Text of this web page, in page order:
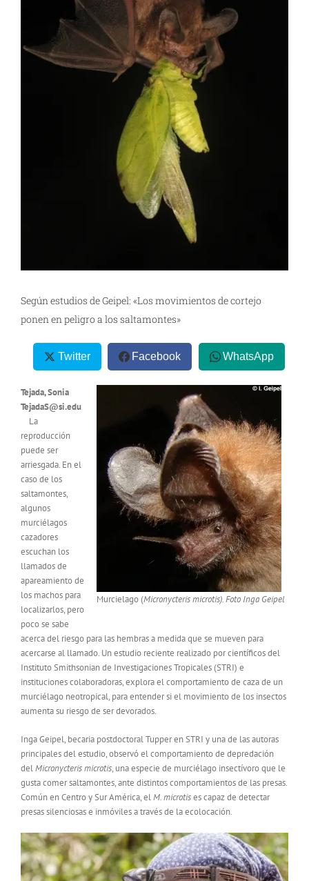
Según estudios de Geipel: «Los movimientos de cortejo
ponen en peligro a los saltamontes»
Twitter Facebook WhatsApp
Murcielago (Micronycteris microtis). Foto Inga Geipel
Tejada, Sonia
TejadaS@si.edu
La
reproducción
puede ser
arriesgada. En el
caso de los
saltamontes,
algunos
murciélagos
cazadores
escuchan los
llamados de
apareamiento de
los machos para
localizarlos, pero
poco se sabe
acerca del riesgo para las hembras a medida que se mueven para
acercarse al llamado. Un estudio reciente realizado por científicos del
Instituto Smithsonian de Investigaciones Tropicales (STRI) e
instituciones colaboradoras, explora el comportamiento de caza de un
murciélago neotropical, para entender si el movimiento de los insectos
aumenta su riesgo de ser devorados.
Inga Geipel, becaria postdoctoral Tupper en STRI y una de las autoras
principales del estudio, observó el comportamiento de depredación
delMicronycteris microtis, una especie de murciélago insectívoro que le
gusta comer saltamontes, ante distintos comportamientos de las presas.
Común en Centro y Sur América, elM. microtises capaz de detectar
presas silenciosas e inmóviles a través de la ecolocación.